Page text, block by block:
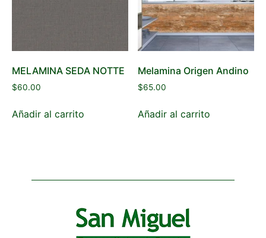
MELAMINA SEDA NOTTE
$60.00
Añadir al carrito
Melamina Origen Andino
$65.00
Añadir al carrito